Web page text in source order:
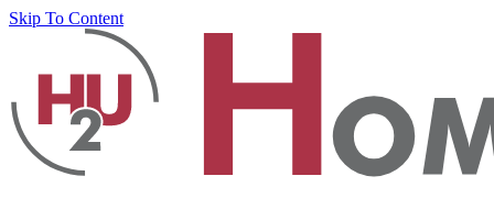
Skip To Content